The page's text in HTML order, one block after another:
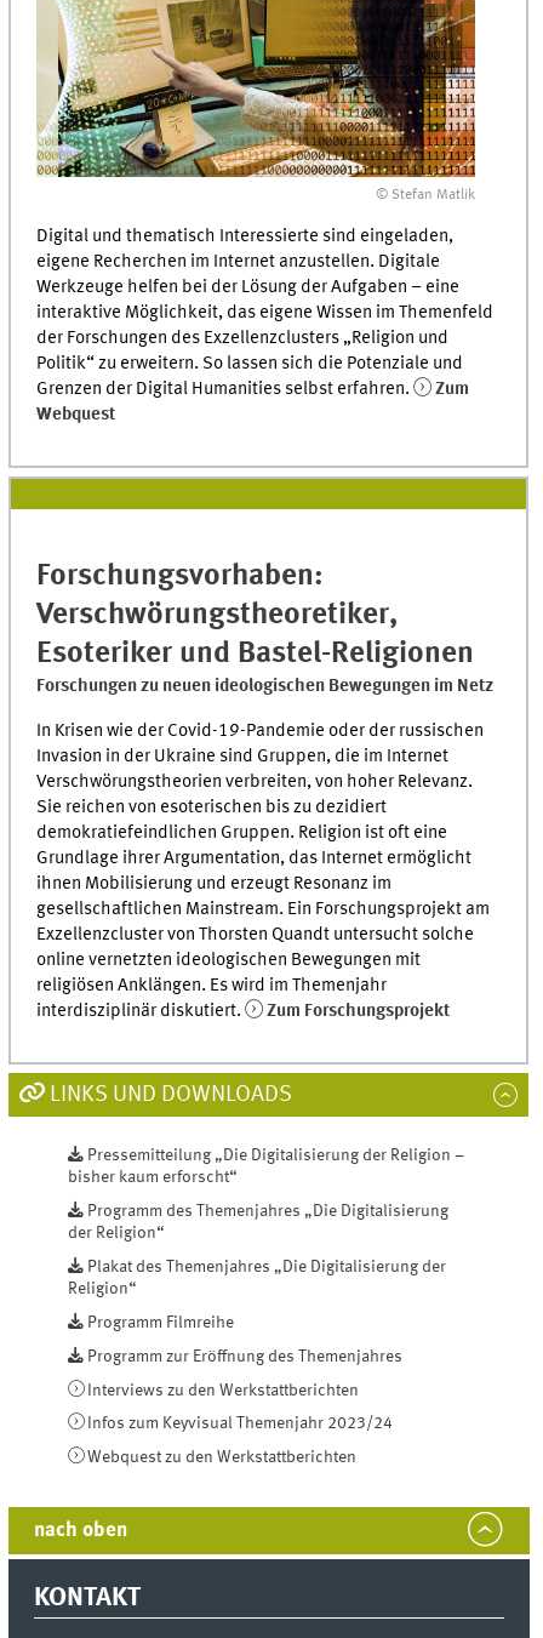
© Stefan Matlik
Digital und thematisch Interessierte sind eingeladen,
eigene Recherchen im Internet anzustellen. Digitale
Werkzeuge helfen bei der Lösung der Aufgaben – eine
interaktive Möglichkeit, das eigene Wissen im Themenfeld
der Forschungen des Exzellenzclusters „Religion und
Politik“ zu erweitern. So lassen sich die Potenziale und
Grenzen der Digital Humanities selbst erfahren.
Zum
Webquest
Forschungsvorhaben:
Verschwörungstheoretiker,
Esoteriker und Bastel-Religionen
Forschungen zu neuen ideologischen Bewegungen im Netz
In Krisen wie der Covid-19-Pandemie oder der russischen
Invasion in der Ukraine sind Gruppen, die im Internet
Verschwörungstheorien verbreiten, von hoher Relevanz.
Sie reichen von esoterischen bis zu dezidiert
demokratiefeindlichen Gruppen. Religion ist oft eine
Grundlage ihrer Argumentation, das Internet ermöglicht
ihnen Mobilisierung und erzeugt Resonanz im
gesellschaftlichen Mainstream. Ein Forschungsprojekt am
Exzellenzcluster von Thorsten Quandt untersucht solche
online vernetzten ideologischen Bewegungen mit
religiösen Anklängen. Es wird im Themenjahr
interdisziplinär diskutiert.
Zum Forschungsprojekt
LINKS UND DOWNLOADS
Pressemitteilung „Die Digitalisierung der Religion –
bisher kaum erforscht“
Programm des Themenjahres „Die Digitalisierung
der Religion“
Plakat des Themenjahres „Die Digitalisierung der
Religion“
Programm Filmreihe
Programm zur Eröffnung des Themenjahres
Interviews zu den Werkstattberichten
Infos zum Keyvisual Themenjahr 2023/24
Webquest zu den Werkstattberichten
nach oben
KONTAKT